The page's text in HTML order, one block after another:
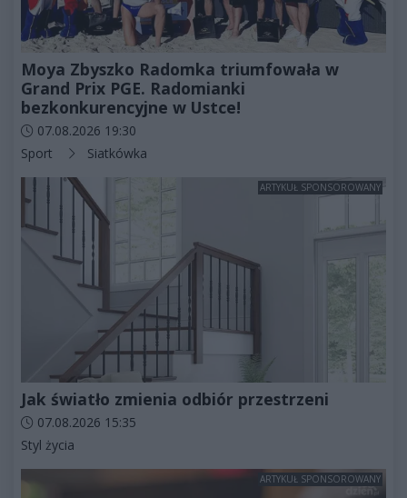
Moya Zbyszko Radomka triumfowała w
Grand Prix PGE. Radomianki
bezkonkurencyjne w Ustce!
Data dodania artykułu:
07.08.2026 19:30
Kategorie artykułu:
Sport Siatkówka
ARTYKUŁ SPONSOROWANY
Jak światło zmienia odbiór przestrzeni
Data dodania artykułu:
07.08.2026 15:35
Kategorie artykułu:
Styl życia
ARTYKUŁ SPONSOROWANY